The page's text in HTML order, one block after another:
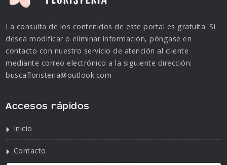
La consulta de los contenidos de este portal es gratuita. Si
desea modificar o eliminar información, póngase en
contacto con nuestro servicio de atención al cliente
mediante correo electrónico a la siguiente dirección:
buscafloristeria@outlook.com
Accesos rápidos
Inicio
Contacto